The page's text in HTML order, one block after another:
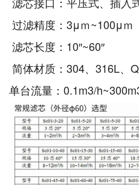
过滤精度：3μｍ~100μｍ
滤芯长度：10″~60″
简体材质：304、316L、
单台流量：0.1m3/